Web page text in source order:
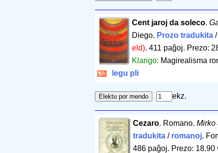
Cent jaroj da soleco.
Diego. Prozo tradukita
eld).411 paĝoj. Prezo:
Klarigo: Magirealisma
legu pli
ekz.
Cezaro. Romano.Mirko
tradukita / romanoj.
486 paĝoj. Prezo: 18.90